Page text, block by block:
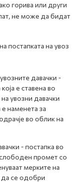
горива или други
не може да бидат
постапката на увоз
давачки -
е ставена во
увозни давачки
наменета за
во облик на
- постапка во
слободен промет со
мерките на
да се одобри